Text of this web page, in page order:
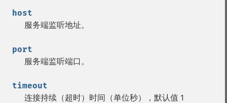
host
服务端监听地址。
port
服务端监听端口。
timeout
连接持续（超时）时间（单位秒），默认值 1